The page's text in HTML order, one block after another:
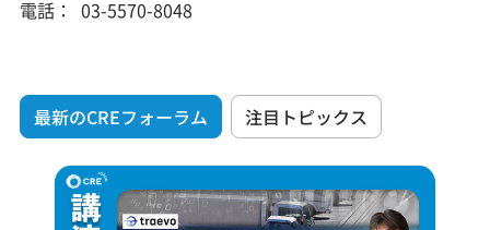
電話：
03-5570-8048
最新のCREフォーラム 注目トピックス